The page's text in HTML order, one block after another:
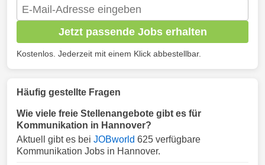
Jetzt passende Jobs erhalten
Kostenlos. Jederzeit mit einem Klick abbestellbar.
Häufig gestellte Fragen
Wie viele freie Stellenangebote gibt es für
Kommunikation in Hannover?
Aktuell gibt es bei JOBworld 625 verfügbare
Kommunikation Jobs in Hannover.